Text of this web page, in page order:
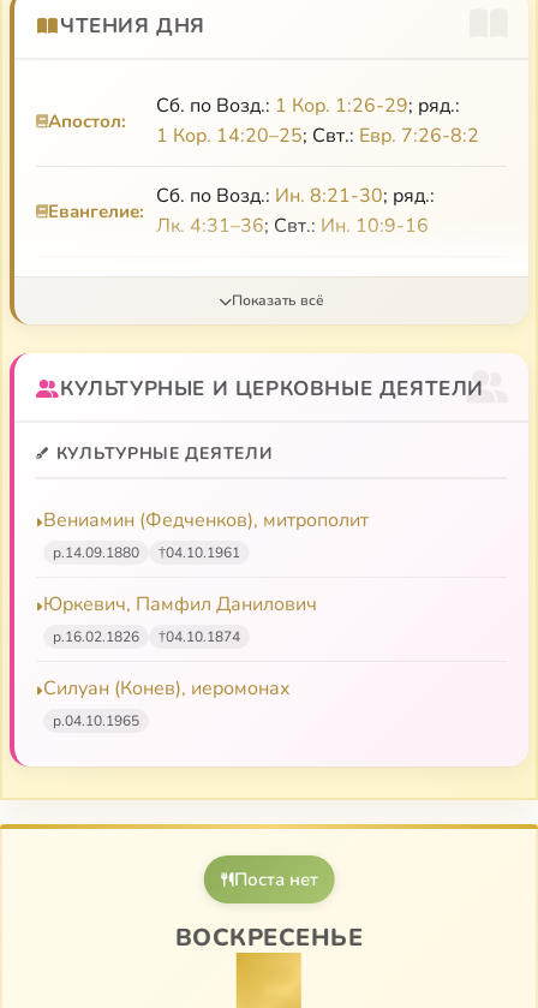
глубокие воззрения вновь оживут для русской
мысли».
ЧТЕНИЯ ДНЯ
Апостол:
Сб. по Возд.: 1 Кор. 1:26-29; ряд.:
1 Кор. 14:20–25; Свт.: Евр. 7:26-8:2
Евангелие:
Сб. по Возд.: Ин. 8:21-30; ряд.:
Лк. 4:31–36; Свт.: Ин. 10:9-16
КУЛЬТУРНЫЕ И ЦЕРКОВНЫЕ ДЕЯТЕЛИ
КУЛЬТУРНЫЕ ДЕЯТЕЛИ
Вениамин (Федченков), митрополит
р.14.09.1880 †04.10.1961
Юркевич, Памфил Данилович
р.16.02.1826 †04.10.1874
Силуан (Конев), иеромонах
р.04.10.1965
Поста нет
ВОСКРЕСЕНЬЕ